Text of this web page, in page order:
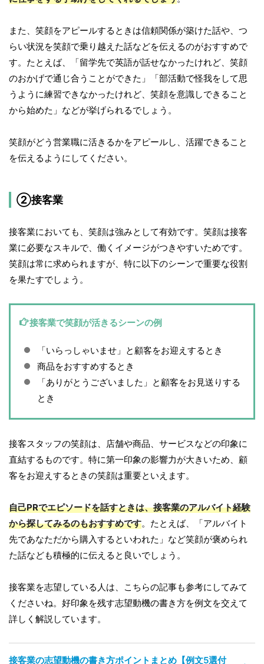
また、笑顔をアピールするときは信頼関係が築けた話や、つ
らい状況を笑顔で乗り越えた話などを伝えるのがおすすめで
す。たとえば、「留学先で英語が話せなかったけれど、笑顔
のおかげで通じ合うことができた」「部活動で怪我をして思
うように練習できなかったけれど、笑顔を意識しできること
から始めた」などが挙げられるでしょう。
笑顔がどう営業職に活きるかをアピールし、活躍できること
を伝えるようにしてください。
②接客業
接客業においても、笑顔は強みとして有効です。笑顔は接客
業に必要なスキルで、働くイメージがつきやすいためです。
笑顔は常に求められますが、特に以下のシーンで重要な役割
を果たすでしょう。
接客業で笑顔が活きるシーンの例
「いらっしゃいませ」と顧客をお迎えするとき
商品をおすすめするとき
「ありがとうございました」と顧客をお見送りする
とき
接客スタッフの笑顔は、店舗や商品、サービスなどの印象に
直結するものです。特に第一印象の影響力が大きいため、顧
客をお迎えするときの笑顔は重要といえます。
自己PRでエピソードを話すときは、接客業のアルバイト経験
から探してみるのもおすすめです。たとえば、「アルバイト
先であなただから購入するといわれた」など笑顔が褒められ
た話なども積極的に伝えると良いでしょう。
接客業を志望している人は、こちらの記事も参考にしてみて
くださいね。好印象を残す志望動機の書き方を例文を交えて
詳しく解説しています。
接客業の志望動機の書き方ポイントまとめ【例文5選付